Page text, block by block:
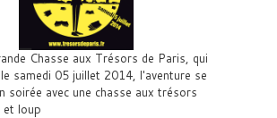
Chasse aux Trésors de Paris, qui
samedi 05 juillet 2014, l'aventure se
soirée avec une chasse aux trésors
et loup